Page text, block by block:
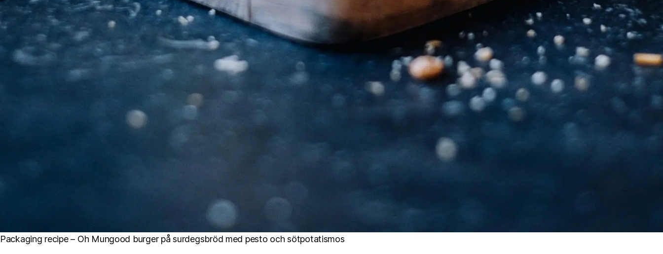
Packaging recipe – Oh Mungood burger på surdegsbröd med pesto och sötpotatismos